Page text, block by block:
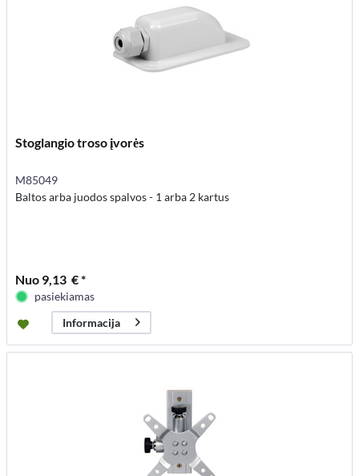
Stoglangio troso įvorės
M85049
Baltos arba juodos spalvos - 1 arba 2 kartus
Nuo 9,13 € *
pasiekiamas
Informacija